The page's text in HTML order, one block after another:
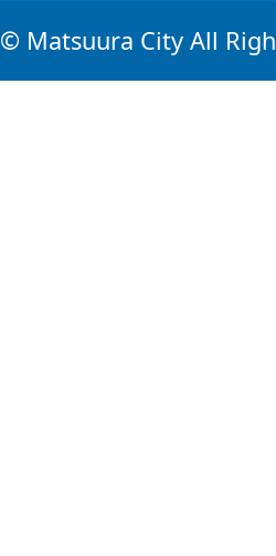
© Matsuura City All